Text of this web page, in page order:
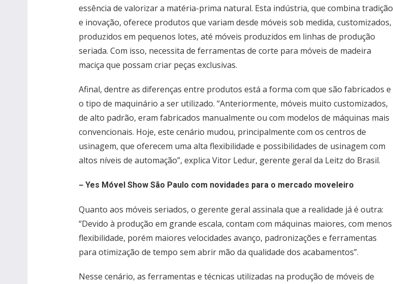
essência de valorizar a matéria-prima natural. Esta indústria, que combina tradição
e inovação, oferece produtos que variam desde móveis sob medida, customizados,
produzidos em pequenos lotes, até móveis produzidos em linhas de produção
seriada. Com isso, necessita de ferramentas de corte para móveis de madeira
maciça que possam criar peças exclusivas.
Afinal, dentre as diferenças entre produtos está a forma com que são fabricados e
o tipo de maquinário a ser utilizado. “Anteriormente, móveis muito customizados,
de alto padrão, eram fabricados manualmente ou com modelos de máquinas mais
convencionais. Hoje, este cenário mudou, principalmente com os centros de
usinagem, que oferecem uma alta flexibilidade e possibilidades de usinagem com
altos níveis de automação”, explica Vitor Ledur, gerente geral da Leitz do Brasil.
– Yes Móvel Show São Paulo com novidades para o mercado moveleiro
Quanto aos móveis seriados, o gerente geral assinala que a realidade já é outra:
“Devido à produção em grande escala, contam com máquinas maiores, com menos
flexibilidade, porém maiores velocidades avanço, padronizações e ferramentas
para otimização de tempo sem abrir mão da qualidade dos acabamentos”.
Nesse cenário, as ferramentas e técnicas utilizadas na produção de móveis de